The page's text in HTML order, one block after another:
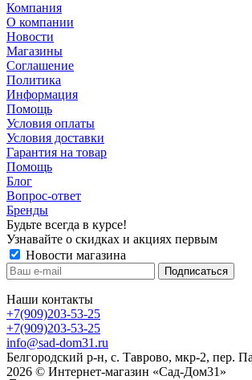
Компания
О компании
Новости
Магазины
Соглашение
Политика
Информация
Помощь
Условия оплаты
Условия доставки
Гарантия на товар
Помощь
Блог
Вопрос-ответ
Бренды
Будьте всегда в курсе!
Узнавайте о скидках и акциях первым
Новости магазина
Наши контакты
+7(909)203-53-25
+7(909)203-53-25
info@sad-dom31.ru
Белгородский р-н, с. Таврово, мкр-2, пер.
2026 © Интернет-магазин «Сад-Дом31»